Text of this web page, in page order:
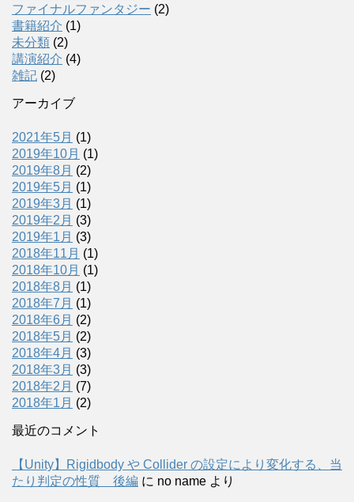
ファイナルファンタジー (2)
書籍紹介 (1)
未分類 (2)
講演紹介 (4)
雑記 (2)
アーカイブ
2021年5月 (1)
2019年10月 (1)
2019年8月 (2)
2019年5月 (1)
2019年3月 (1)
2019年2月 (3)
2019年1月 (3)
2018年11月 (1)
2018年10月 (1)
2018年8月 (1)
2018年7月 (1)
2018年6月 (2)
2018年5月 (2)
2018年4月 (3)
2018年3月 (3)
2018年2月 (7)
2018年1月 (2)
最近のコメント
【Unity】Rigidbody や Collider の設定により変化する、当
たり判定の性質 後編 に no name より